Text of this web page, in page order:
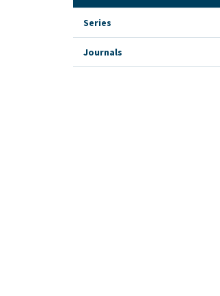
Series
Journals